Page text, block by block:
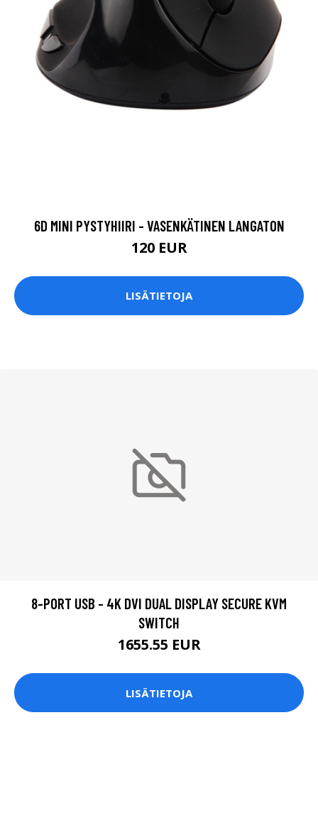
6D MINI PYSTYHIIRI - VASENKÄTINEN LANGATON
120 EUR
LISÄTIETOJA
8-PORT USB - 4K DVI DUAL DISPLAY SECURE KVM
SWITCH
1655.55 EUR
LISÄTIETOJA